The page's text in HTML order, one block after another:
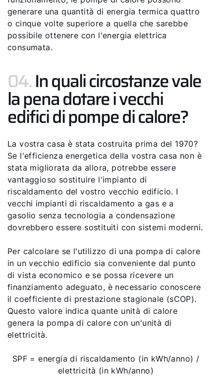
generare una quantità di energia termica quattro
o cinque volte superiore a quella che sarebbe
possibile ottenere con l'energia elettrica
consumata.
04.In quali circostanze vale
la pena dotare i vecchi
edifici di pompe di calore?
La vostra casa è stata costruita prima del 1970?
Se l'efficienza energetica della vostra casa non è
stata migliorata da allora, potrebbe essere
vantaggioso sostituire l'impianto di
riscaldamento del vostro vecchio edificio. I
vecchi impianti di riscaldamento a gas e a
gasolio senza tecnologia a condensazione
dovrebbero essere sostituiti con sistemi moderni.
Per calcolare se l'utilizzo di una pompa di calore
in un vecchio edificio sia conveniente dal punto
di vista economico e se possa ricevere un
finanziamento adeguato, è necessario conoscere
il coefficiente di prestazione stagionale (sCOP).
Questo valore indica quante unità di calore
genera la pompa di calore con un'unità di
elettricità.
SPF = energia di riscaldamento (in kWh/anno) /
elettricità (in kWh/anno)